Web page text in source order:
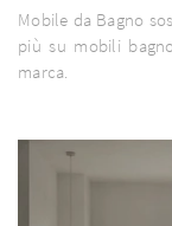
Mobile da Bagno
più su mobili
marca.